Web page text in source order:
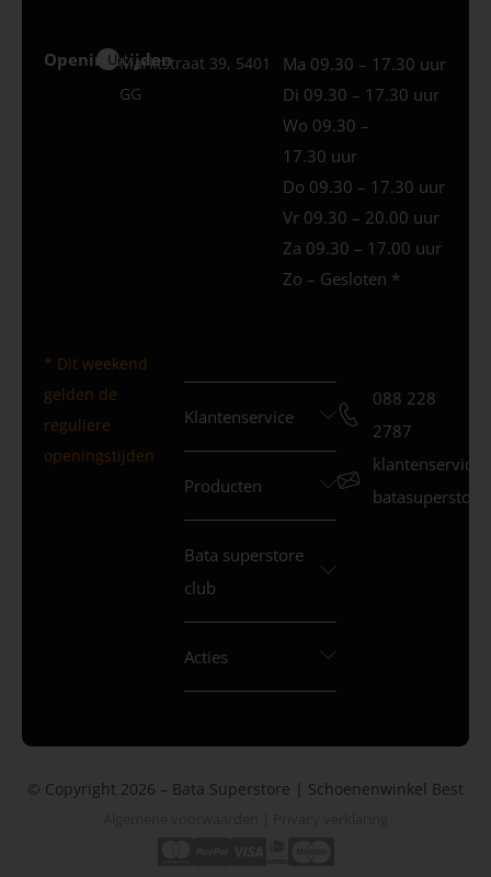
Openingstijden
Uden
Marktstraat 39, 5401
GG
Ma 09.30 – 17.30 uur
Di 09.30 – 17.30 uur
Wo 09.30 –
17.30 uur
Do 09.30 – 17.30 uur
Vr 09.30 – 20.00 uur
Za 09.30 – 17.00 uur
Zo – Gesloten *
* Dit weekend
gelden de
reguliere
openingstijden
Klantenservice
Producten
Bata superstore
club
Acties
088 228
2787
© Copyright 2026 – Bata Superstore | Schoenenwinkel Best